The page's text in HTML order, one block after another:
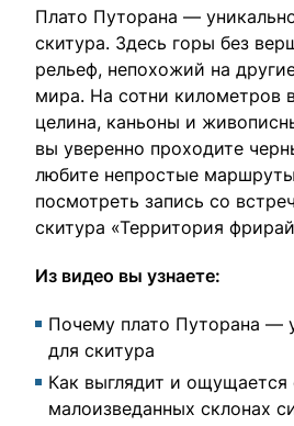
Плато Путорана —
скитура. Здесь горы без
рельеф, непохожий на
мира. На сотни километров
целина, каньоны и
вы уверенно проходите
любите непростые
посмотреть запись со
скитура «Территория
Из видео вы узнаете:
Почему плато Путорана —
для скитура
Как выглядит и ощущается
малоизведанных склонах